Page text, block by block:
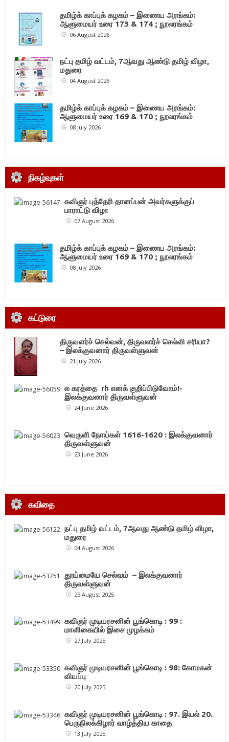
தமிழ்க் காப்புக் கழகம் – இணைய அரங்கம்:
ஆளுமையர் உரை 173 & 174 ; நூலரங்கம்
06 August 2026
நட்பு தமிழ் வட்டம், 7ஆவது ஆண்டு தமிழ் விழா,
மதுரை
04 August 2026
தமிழ்க் காப்புக் கழகம் – இணைய அரங்கம்:
ஆளுமையர் உரை 169 & 170 ; நூலரங்கம்
08 July 2026
நிகழ்வுகள்
கவிஞர் புத்தேரி தானப்பன் அவர்களுக்குப்
பாராட்டு விழா
07 August 2026
தமிழ்க் காப்புக் கழகம் – இணைய அரங்கம்:
ஆளுமையர் உரை 169 & 170 ; நூலரங்கம்
08 July 2026
கட்டுரை
திருவளர்ச் செல்வன், திருவளர்ச் செல்வி சரியா?
– இலக்குவனார் திருவள்ளுவன்
21 July 2026
ல கரத்தை rh எனக் குறிப்பிடுவோம்!-
இலக்குவனார் திருவள்ளுவன்
24 June 2026
வெருளி நோய்கள் 1616-1620 : இலக்குவனார்
திருவள்ளுவன்
23 June 2026
கவிதை
நட்பு தமிழ் வட்டம், 7ஆவது ஆண்டு தமிழ் விழா,
மதுரை
04 August 2026
தூய்மையே செல்வம் – இலக்குவனார்
திருவள்ளுவன்
25 August 2025
கவிஞர் முடியரசனின் பூங்கொடி : 99 :
மாளிகையில் இசை முழக்கம்
27 July 2025
கவிஞர் முடியரசனின் பூங்கொடி : 98: கோமகன்
வியப்பு
20 July 2025
கவிஞர் முடியரசனின் பூங்கொடி : 97. இயல் 20.
பெருநிலக்கிழார் வாழ்த்திய காதை
13 July 2025